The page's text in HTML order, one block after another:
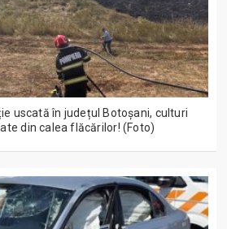
uscată în județul Botoșani, culturi
din calea flăcărilor! (Foto)